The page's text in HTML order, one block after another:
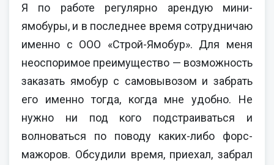
Я по работе регулярно арендую мини-
ямобуры, и в последнее время сотрудничаю
именно с ООО «Строй-Ямобур». Для меня
неоспоримое преимущество — возможность
заказать ямобур с самовывозом и забрать
его именно тогда, когда мне удобно. Не
нужно ни под кого подстраиваться и
волноваться по поводу каких-либо форс-
мажоров. Обсудили время, приехал, забрал